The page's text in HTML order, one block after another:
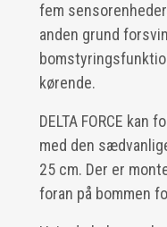
fem
anden grund
kørende.
DELTA FORCE
med den
25 cm. Der er
foran på bommen